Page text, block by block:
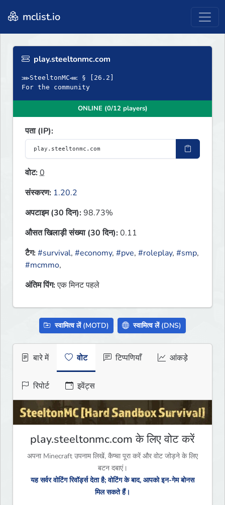
mclist.io
play.steeltonmc.com
⋙SteeltonMC⋘ § [26.2]
For the community
ONLINE (0/12 players)
पता (IP):
वोट:0
संस्करण: 1.20.2
अपटाइम (30 दिन):98.73%
औसत खिलाड़ी संख्या (30 दिन):0.11
टैग:#survival, #economy, #pve, #roleplay, #smp,
#mcmmo,
अंतिम पिंग:एक मिनट पहले
स्वामित्व लें (MOTD) स्वामित्व लें (DNS)
बारे में वोट टिप्पणियाँ आंकड़े
रिपोर्ट इवेंट्स
play.steeltonmc.com के लिए वोट करें
अपना Minecraft उपनाम लिखें, कैप्चा पूरा करें और वोट जोड़ने के लिए
बटन दबाएं।
यह सर्वर वोटिंग रिवॉर्ड्स देता है; वोटिंग के बाद, आपको इन-गेम बोनस
मिल सकते हैं।